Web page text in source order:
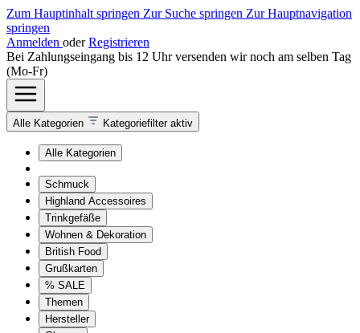
Zum Hauptinhalt springen Zur Suche springen Zur Hauptnavigation
springen
Anmelden oder Registrieren
Bei Zahlungseingang bis 12 Uhr versenden wir noch am selben Tag
(Mo-Fr)
Alle Kategorien Kategoriefilter aktiv
Alle Kategorien
Schmuck
Highland Accessoires
Trinkgefäße
Wohnen & Dekoration
British Food
Grußkarten
% SALE
Themen
Hersteller